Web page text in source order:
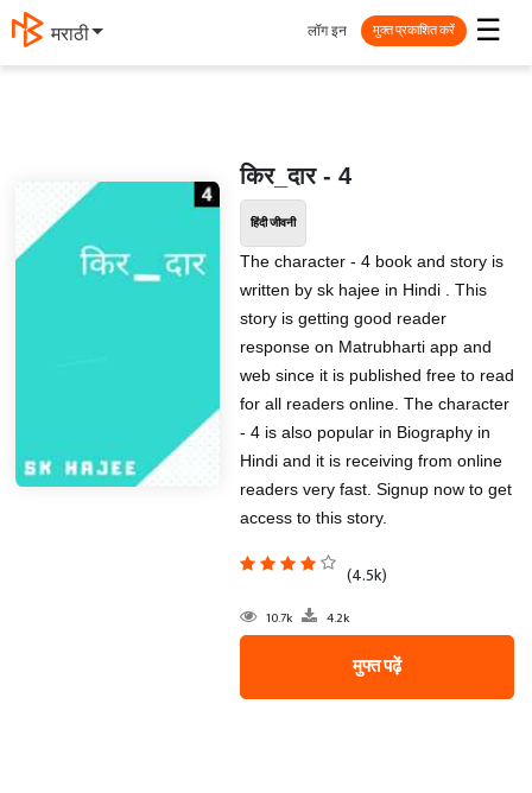
मराठी ☰
लॉग इन मुक्त प्रकाशित करें
किर_दार - 4
हिंदी जीवनी
The character - 4 book and story is
written by sk hajee in Hindi . This
story is getting good reader
response on Matrubharti app and
web since it is published free to read
for all readers online. The character
- 4 is also popular in Biography in
Hindi and it is receiving from online
readers very fast. Signup now to get
access to this story.
(4.5k)
10.7k 4.2k
मुफ्त पढ़ें